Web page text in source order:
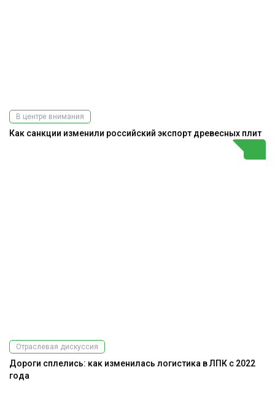
В центре внимания
Как санкции изменили российский экспорт древесных плит
Отраслевая дискуссия
Дороги сплелись: как изменилась логистика в ЛПК с 2022
года